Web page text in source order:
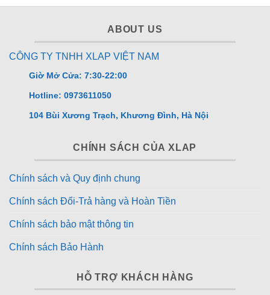
ABOUT US
CÔNG TY TNHH XLAP VIỆT NAM
Giờ Mở Cửa: 7:30-22:00
Hotline: 0973611050
104 Bùi Xương Trạch, Khương Đình, Hà Nội
CHÍNH SÁCH CỦA XLAP
Chính sách và Quy định chung
Chính sách Đổi-Trả hàng và Hoàn Tiền
Chính sách bảo mật thông tin
Chính sách Bảo Hành
HỖ TRỢ KHÁCH HÀNG